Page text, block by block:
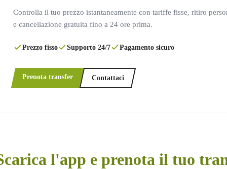
Controlla il tuo prezzo istantaneamente con tariffe fisse, ritiro
e cancellazione gratuita fino a 24 ore prima.
Prezzo fisso Supporto 24/7 Pagamento sicuro
Prenota transfer Contattaci
l'app e prenota il tuo